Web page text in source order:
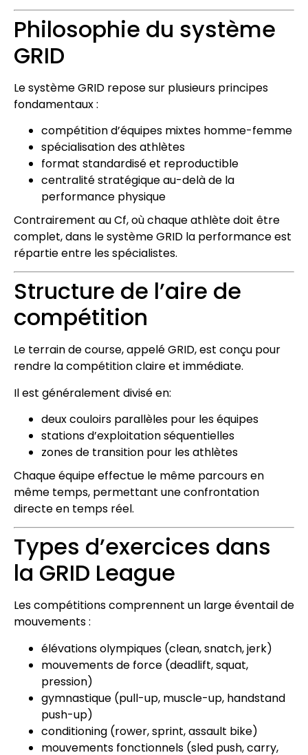
Philosophie du système
GRID
Le système GRID repose sur plusieurs principes
fondamentaux :
compétition d’équipes mixtes homme-femme
spécialisation des athlètes
format standardisé et reproductible
centralité stratégique au-delà de la
performance physique
Contrairement au Cf, où chaque athlète doit être
complet, dans le système GRID la performance est
répartie entre les spécialistes.
Structure de l’aire de
compétition
Le terrain de course, appelé GRID, est conçu pour
rendre la compétition claire et immédiate.
Il est généralement divisé en:
deux couloirs parallèles pour les équipes
stations d’exploitation séquentielles
zones de transition pour les athlètes
Chaque équipe effectue le même parcours en
même temps, permettant une confrontation
directe en temps réel.
Types d’exercices dans
la GRID League
Les compétitions comprennent un large éventail de
mouvements :
élévations olympiques (clean, snatch, jerk)
mouvements de force (deadlift, squat,
pression)
gymnastique (pull-up, muscle-up, handstand
push-up)
conditioning (rower, sprint, assault bike)
mouvements fonctionnels (sled push, carry,